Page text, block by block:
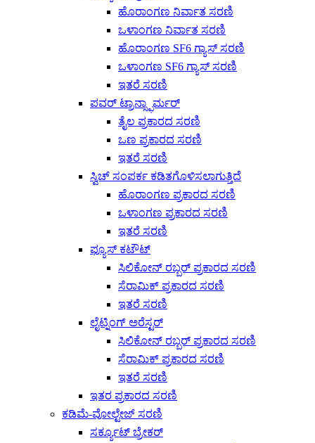
ಹೊರಾಂಗಣ ನಿರ್ವಾತ ಸರಣಿ
ಒಳಾಂಗಣ ನಿರ್ವಾತ ಸರಣಿ
ಹೊರಾಂಗಣ SF6 ಗ್ಯಾಸ್ ಸರಣಿ
ಒಳಾಂಗಣ SF6 ಗ್ಯಾಸ್ ಸರಣಿ
ಇತರೆ ಸರಣಿ
ಪವರ್ ಟ್ರಾನ್ಸ್ಫಾರ್ಮರ್
ತೈಲ ಪ್ರಕಾರದ ಸರಣಿ
ಒಣ ಪ್ರಕಾರದ ಸರಣಿ
ಇತರೆ ಸರಣಿ
ಸ್ವಿಚ್ ಸಂಪರ್ಕ ಕಡಿತಗೊಳಿಸಲಾಗುತ್ತಿದೆ
ಹೊರಾಂಗಣ ಪ್ರಕಾರದ ಸರಣಿ
ಒಳಾಂಗಣ ಪ್ರಕಾರದ ಸರಣಿ
ಇತರೆ ಸರಣಿ
ಫ್ಯೂಸ್ ಕಟೌಟ್
ಸಿಲಿಕೋನ್ ರಬ್ಬರ್ ಪ್ರಕಾರದ ಸರಣಿ
ಸೆರಾಮಿಕ್ ಪ್ರಕಾರದ ಸರಣಿ
ಇತರೆ ಸರಣಿ
ಲೈಟ್ನಿಂಗ್ ಅರೆಸ್ಟರ್
ಸಿಲಿಕೋನ್ ರಬ್ಬರ್ ಪ್ರಕಾರದ ಸರಣಿ
ಸೆರಾಮಿಕ್ ಪ್ರಕಾರದ ಸರಣಿ
ಇತರೆ ಸರಣಿ
ಇತರ ಪ್ರಕಾರದ ಸರಣಿ
ಕಡಿಮೆ-ವೋಲ್ಟೇಜ್ ಸರಣಿ
ಸರ್ಕ್ಯೂಟ್ ಬ್ರೇಕರ್